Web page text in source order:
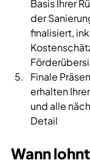
Basis Ihrer
der
finalisiert,
Finale
erhalten
und alle
Detail
Wann